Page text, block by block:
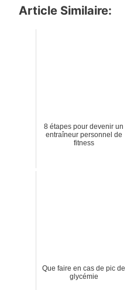
Article Similaire:
8 étapes pour devenir un
entraîneur personnel de
fitness
Que faire en cas de pic de
glycémie